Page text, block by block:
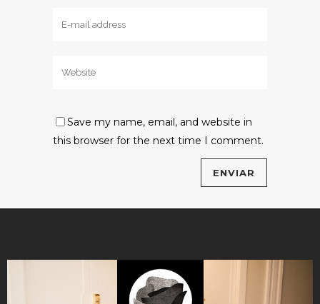
Save my name, email, and website in
this browser for the next time I comment.